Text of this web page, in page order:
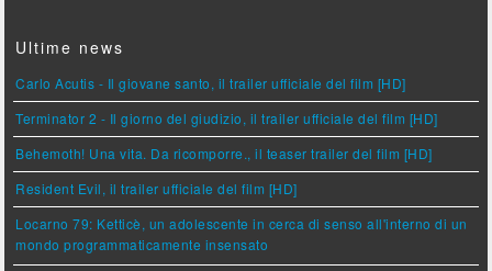
Ultime news
Carlo Acutis - Il giovane santo, il trailer ufficiale del film [HD]
Terminator 2 - Il giorno del giudizio, il trailer ufficiale del film [HD]
Behemoth! Una vita. Da ricomporre., il teaser trailer del film [HD]
Resident Evil, il trailer ufficiale del film [HD]
Locarno 79: Ketticè, un adolescente in cerca di senso all'interno di un
mondo programmaticamente insensato